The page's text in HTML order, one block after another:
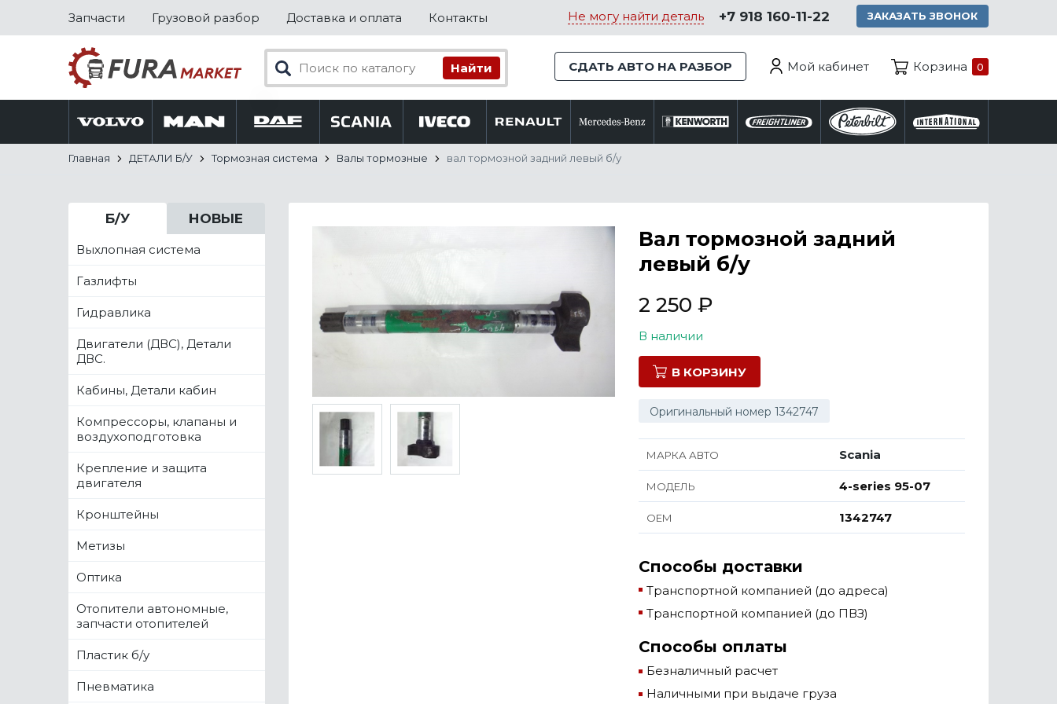
Запчасти Грузовой разбор Доставка и оплата Контакты Не могу найти деталь +7 918 160-11-22 ЗАКАЗАТЬ ЗВОНОК
СДАТЬ АВТО НА РАЗБОР Мой кабинет Корзина 0
Главная ДЕТАЛИ Б/У Тормозная система Валы тормозные вал тормозной задний левый б/у
Б/У НОВЫЕ
Выхлопная система
Газлифты
Гидравлика
Двигатели (ДВС), Детали
ДВС.
Кабины, Детали кабин
Компрессоры, клапаны и
воздухоподготовка
Крепление и защита
двигателя
Кронштейны
Метизы
Оптика
Отопители автономные,
запчасти отопителей
Пластик б/у
Пневматика
Вал тормозной задний
левый б/у
2 250 ₽
В наличии
В КОРЗИНУ
Оригинальный номер 1342747
МАРКА АВТО Scania
МОДЕЛЬ 4-series 95-07
ОЕМ 1342747
Способы доставки
Транспортной компанией (до адреса)
Транспортной компанией (до ПВЗ)
Способы оплаты
Безналичный расчет
Наличными при выдаче груза